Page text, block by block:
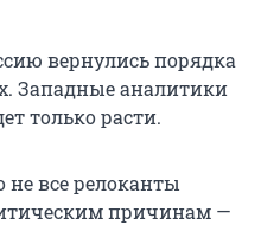
вернулись порядка
Западные аналитики
только расти.
все релоканты
причинам —